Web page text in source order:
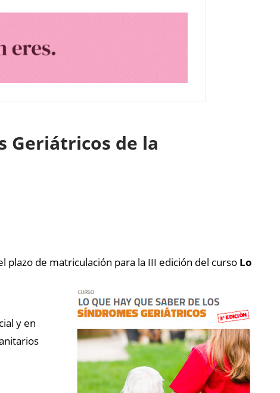
Geriátricos de la
plazo de matriculación para la III edición del curso Lo
y en